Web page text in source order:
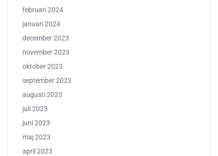
februari 2024
januari 2024
december 2023
november 2023
oktober 2023
september 2023
augusti 2023
juli 2023
juni 2023
maj 2023
april 2023